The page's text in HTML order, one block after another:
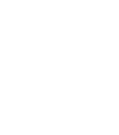
“Acorda
às 5h. Às 9h, será